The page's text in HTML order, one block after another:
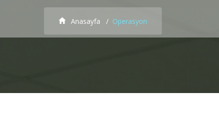
Anasayfa Operasyon